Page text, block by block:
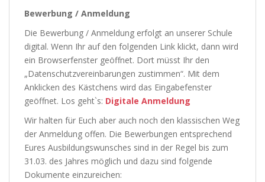
Bewerbung / Anmeldung
Die Bewerbung / Anmeldung erfolgt an unserer Schule
digital. Wenn Ihr auf den folgenden Link klickt, dann wird
ein Browserfenster geöffnet. Dort müsst Ihr den
„Datenschutzvereinbarungen zustimmen“. Mit dem
Anklicken des Kästchens wird das Eingabefenster
geöffnet. Los geht`s: Digitale Anmeldung
Wir halten für Euch aber auch noch den klassischen Weg
der Anmeldung offen. Die Bewerbungen entsprechend
Eures Ausbildungswunsches sind in der Regel bis zum
31.03. des Jahres möglich und dazu sind folgende
Dokumente einzureichen: